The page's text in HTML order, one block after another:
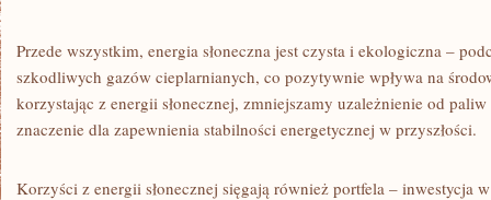
Przede wszystkim, energia słoneczna jest czysta i ekologiczna –
szkodliwych gazów cieplarnianych, co pozytywnie wpływa na
korzystając z energii słonecznej, zmniejszamy uzależnienie⁣ od
znaczenie dla zapewnienia stabilności energetycznej w przyszłości.
Korzyści z energii słonecznej sięgają również portfela – inwestycja